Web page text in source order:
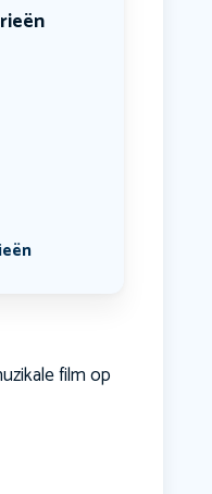
film op